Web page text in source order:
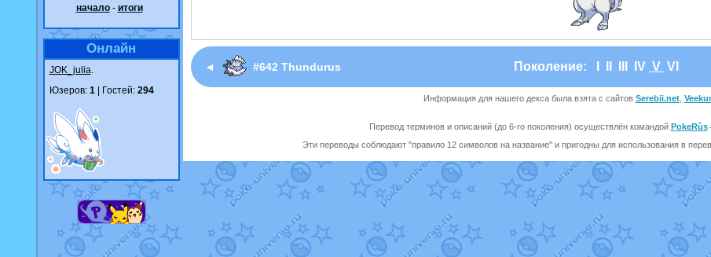
начало- итоги
Онлайн
JOK_julia.
Юзеров: 1| Гостей: 294
◄ #642 Thundurus Поколение: IV V VI
Информация для нашего декса была взята с сайтов Serebii.net,
Перевод терминов и описаний (до 6-го поколения) осуществлён командой PokeRùs
Эти переводы соблюдают "правило 12 символов на название" и пригодны для использования в